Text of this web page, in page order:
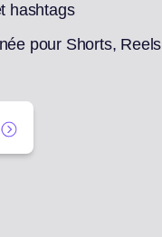
hashtags
pour Shorts, Reels